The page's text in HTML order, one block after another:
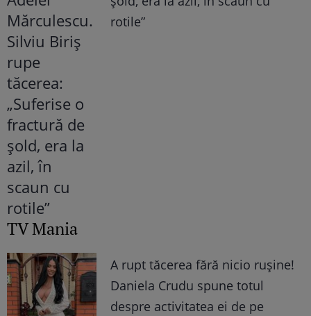
rotile”
TV Mania
A rupt tăcerea fără nicio rușine!
Daniela Crudu spune totul
despre activitatea ei de pe